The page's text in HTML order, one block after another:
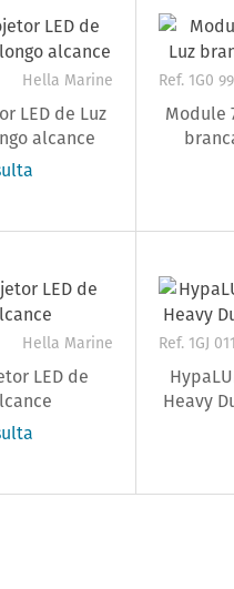
Hella Marine
LED de Luz
alcance
Ref. 1G0
Module
Hella Marine
LED de
Ref. 1GJ
Heavy